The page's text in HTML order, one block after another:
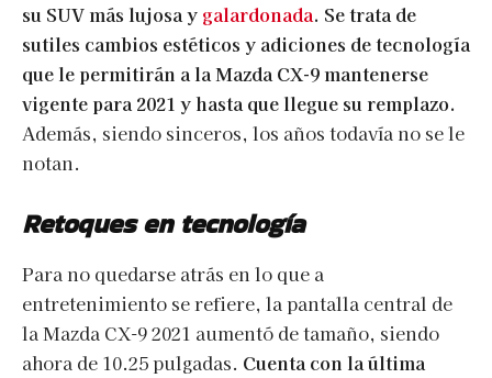
su SUV más lujosa y galardonada. Se trata de
sutiles cambios estéticos y adiciones de tecnología
que le permitirán a la Mazda CX-9 mantenerse
vigente para2021 y hasta que llegue su remplazo.
Además, siendo sinceros, los años todavía no se le
notan.
Retoques en tecnología
Para no quedarse atrás en lo que a
entretenimiento se refiere, la pantalla central de
la Mazda CX-9 2021 aumentó de tamaño, siendo
ahora de 10.25 pulgadas. Cuenta con la última